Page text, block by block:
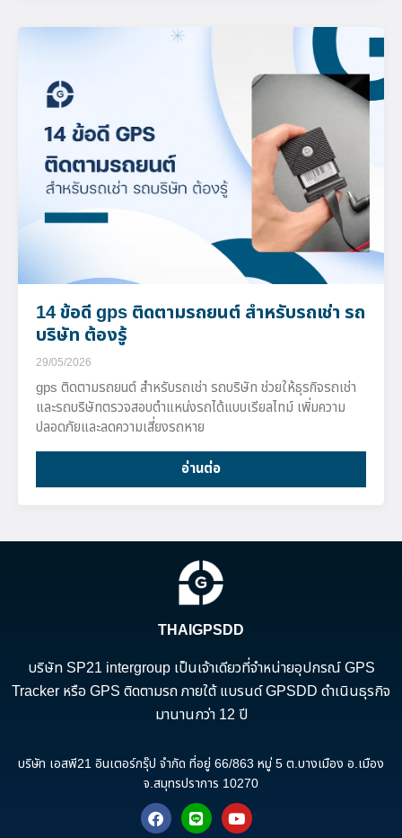
14 ข้อดี gps ติดตามรถยนต์ สำหรับรถเช่า รถ
บริษัท ต้องรู้
29/05/2026
gps ติดตามรถยนต์ สำหรับรถเช่า รถบริษัท ช่วยให้ธุรกิจรถเช่า
และรถบริษัทตรวจสอบตำแหน่งรถได้แบบเรียลไทม์ เพิ่มความ
ปลอดภัยและลดความเสี่ยงรถหาย
อ่านต่อ
THAIGPSDD
บริษัท SP21 intergroup เป็นเจ้าเดียวที่จำหน่ายอุปกรณ์ GPS
Tracker หรือ GPS ติดตามรถ ภายใต้ แบรนด์ GPSDD ดำเนินธุรกิจ
มานานกว่า 12 ปี
บริษัท เอสพี21 อินเตอร์กรุ๊ป จำกัด ที่อยู่ 66/863 หมู่ 5 ต.บางเมือง อ.เมือง
จ.สมุทรปราการ 10270